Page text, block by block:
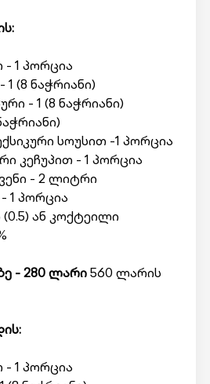
1 პორცია
(8 ნაჭრიანი)
- 1 (8 ნაჭრიანი)
სოუსით -1 პორცია
კეჩუპით - 1 პორცია
- 2 ლიტრი
1 პორცია
ან კოქტეილი
- 280 ლარი560 ლარის
1 პორცია